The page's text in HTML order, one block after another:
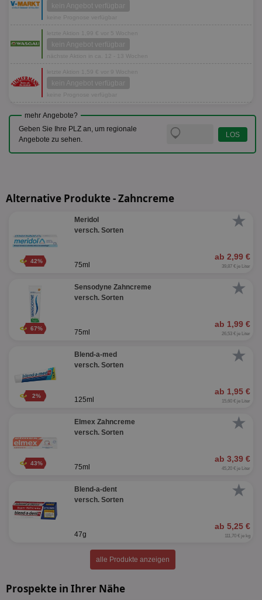
kein Angebot verfügbar
keine Prognose verfügbar
letzte Aktion 1,99 € vor 5 Wochen
kein Angebot verfügbar
nächste Aktion in ca. 12 - 13 Wochen
letzte Aktion 1,59 € vor 9 Wochen
kein Angebot verfügbar
keine Prognose verfügbar
mehr Angebote?
Geben Sie Ihre PLZ an, um regionale
Angebote zu sehen.
Alternative Produkte - Zahncreme
★
42%
Meridol
versch. Sorten
ab 2,99 €
75ml 39,87 € je Liter
★
67%
Sensodyne Zahncreme
versch. Sorten
ab 1,99 €
75ml 26,53 € je Liter
★
2%
Blend-a-med
versch. Sorten
ab 1,95 €
125ml 15,60 € je Liter
★
43%
Elmex Zahncreme
versch. Sorten
ab 3,39 €
75ml 45,20 € je Liter
★
Blend-a-dent
versch. Sorten
ab 5,25 €
47g 111,70 € je kg
alle Produkte anzeigen
Prospekte in Ihrer Nähe